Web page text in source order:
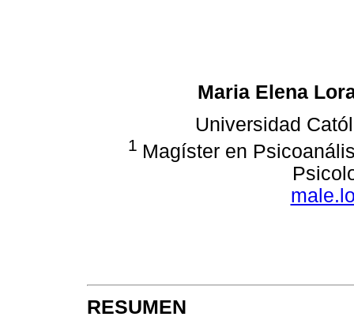
Maria Elena
Universidad
1 Magíster en
RESUMEN